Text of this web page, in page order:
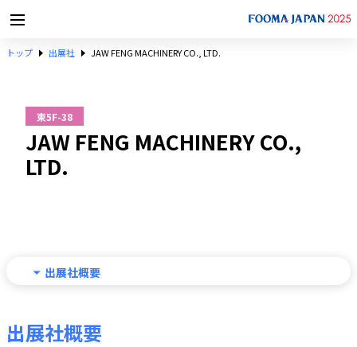
トップ 出展社 JAW FENG MACHINERY CO., LTD.
東5F-38
JAW FENG MACHINERY CO.,
LTD.
出展社概要
出展社概要